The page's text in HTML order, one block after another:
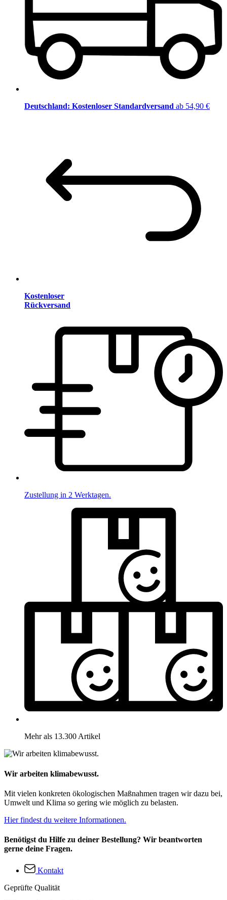
Deutschland: Kostenloser Standardversand ab 54,90 €
Kostenloser
Rückversand
Zustellung in 2 Werktagen.
Mehr als 13.300 Artikel
Wir arbeiten klimabewusst.
Mit vielen konkreten ökologischen Maßnahmen tragen wir dazu bei,
Umwelt und Klima so gering wie möglich zu belasten.
Hier findest du weitere Informationen.
Benötigst du Hilfe zu deiner Bestellung? Wir beantworten
gerne deine Fragen.
Kontakt
Geprüfte Qualität